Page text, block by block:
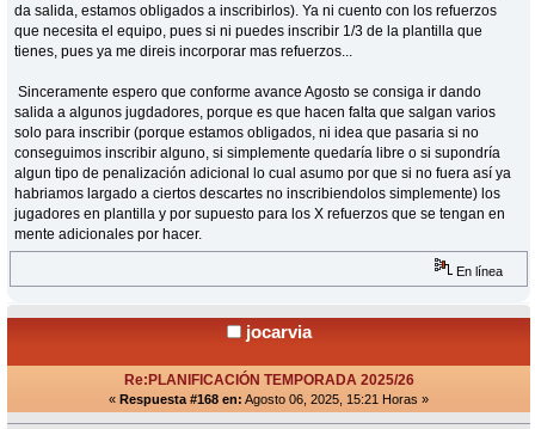
da salida, estamos obligados a inscribirlos). Ya ni cuento con los refuerzos
que necesita el equipo, pues si ni puedes inscribir 1/3 de la plantilla que
tienes, pues ya me direis incorporar mas refuerzos...
Sinceramente espero que conforme avance Agosto se consiga ir dando
salida a algunos jugdadores, porque es que hacen falta que salgan varios
solo para inscribir (porque estamos obligados, ni idea que pasaria si no
conseguimos inscribir alguno, si simplemente quedaría libre o si supondría
algun tipo de penalización adicional lo cual asumo por que si no fuera así ya
habriamos largado a ciertos descartes no inscribiendolos simplemente) los
jugadores en plantilla y por supuesto para los X refuerzos que se tengan en
mente adicionales por hacer.
En línea
jocarvia
Re:PLANIFICACIÓN TEMPORADA 2025/26
« Respuesta #168 en: Agosto 06, 2025, 15:21 Horas »